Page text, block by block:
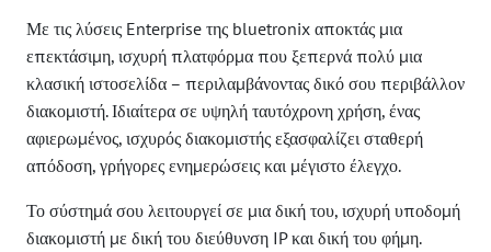
Με τις λύσεις Enterprise της bluetronix αποκτάς μια
επεκτάσιμη, ισχυρή πλατφόρμα που ξεπερνά πολύ μια
κλασική ιστοσελίδα – περιλαμβάνοντας δικό σου περιβάλλον
διακομιστή. Ιδιαίτερα σε υψηλή ταυτόχρονη χρήση, ένας
αφιερωμένος, ισχυρός διακομιστής εξασφαλίζει σταθερή
απόδοση, γρήγορες ενημερώσεις και μέγιστο έλεγχο.
Το σύστημά σου λειτουργεί σε μια δική του, ισχυρή υποδομή
διακομιστή με δική του διεύθυνση IP και δική του φήμη.